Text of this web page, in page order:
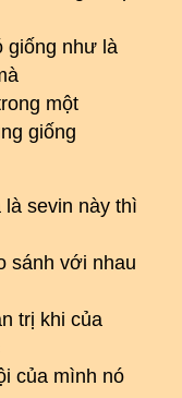
giống như là
một
giống
sevin này thì
sánh với nhau
trị khi của
của mình nó